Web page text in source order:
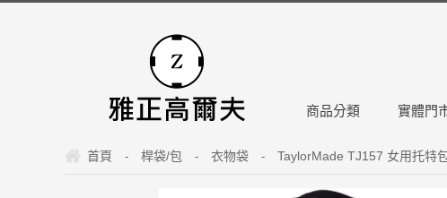
商品分類 實體門
首頁 - 桿袋/包 - 衣物袋 - TaylorMade TJ157 女用托特